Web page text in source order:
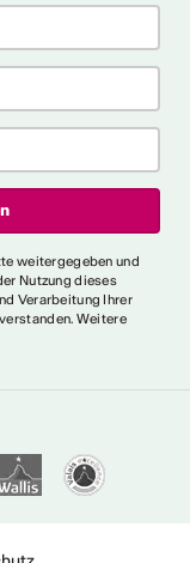
weitergegeben und
Nutzung dieses
Verarbeitung Ihrer
Weitere